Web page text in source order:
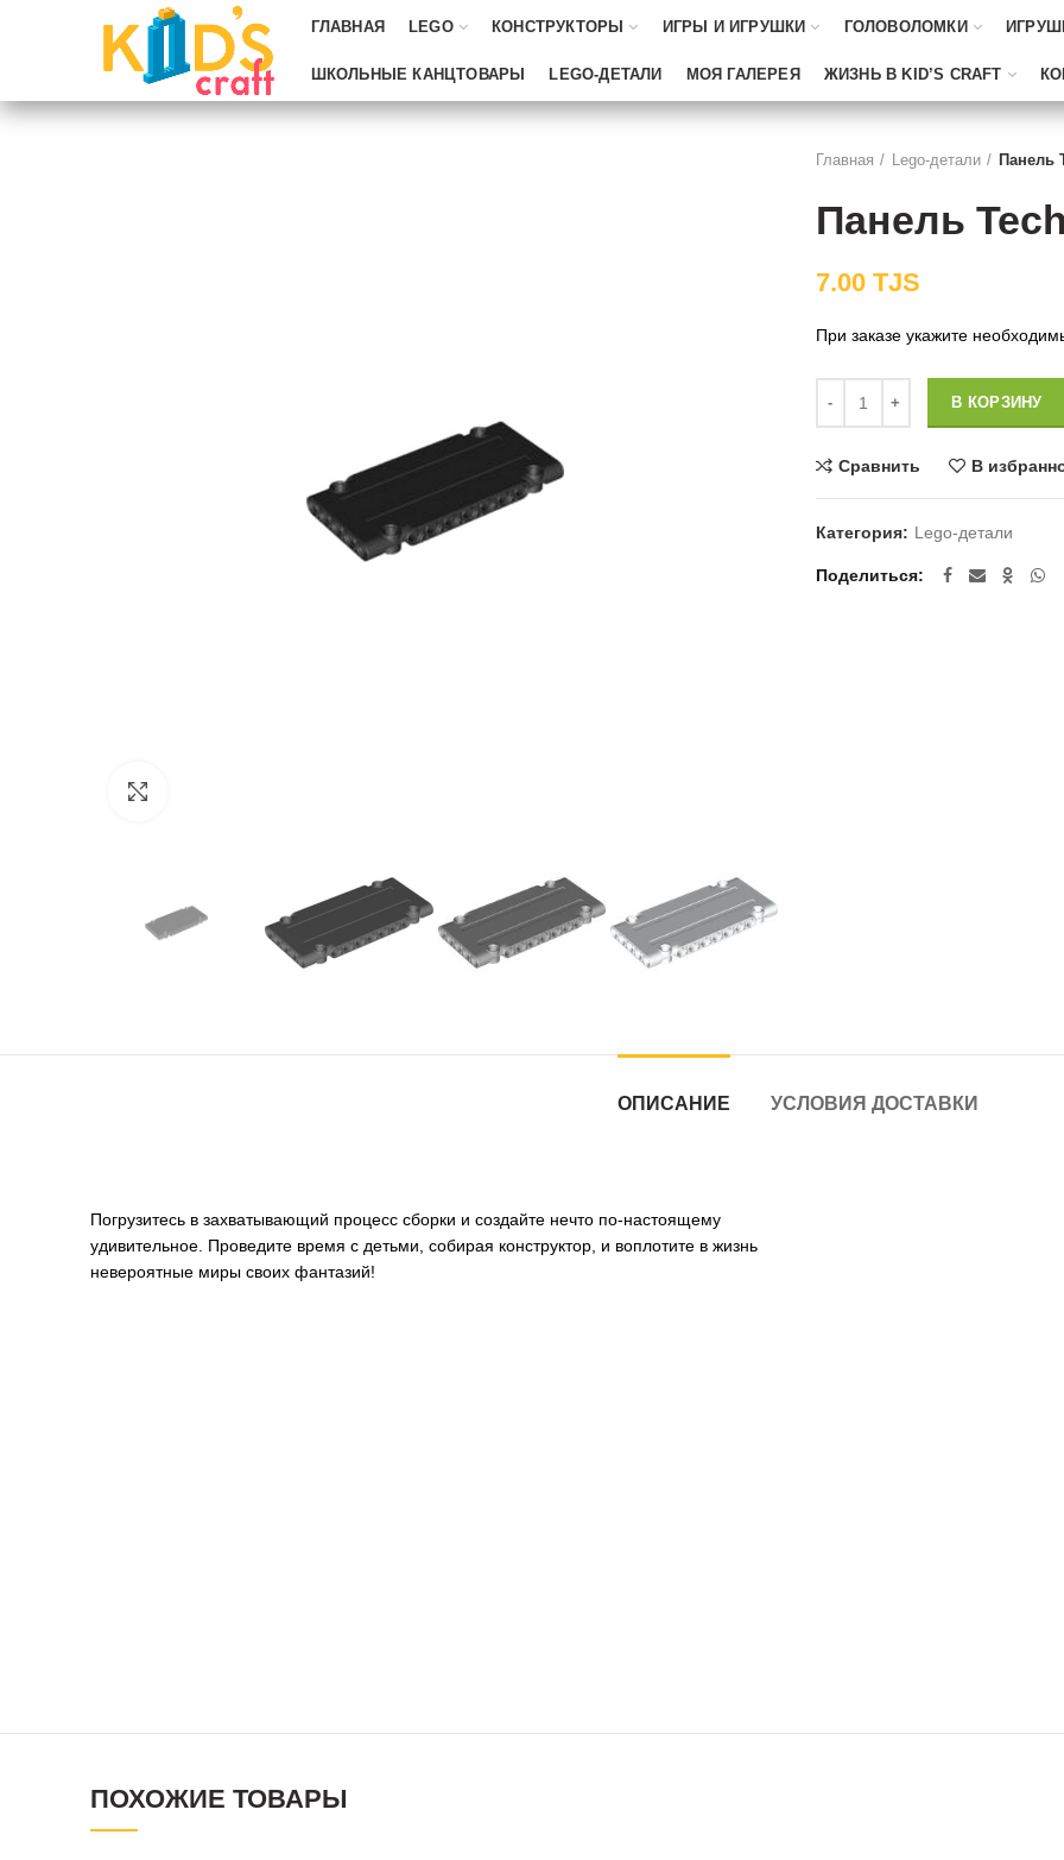
ГЛАВНАЯ LEGO КОНСТРУКТОРЫ ИГРЫ И ИГРУШКИ ГОЛОВОЛОМКИ
ШКОЛЬНЫЕ КАНЦТОВАРЫ LEGO-ДЕТАЛИ МОЯ ГАЛЕРЕЯ ЖИЗНЬ В KID’S CRAFT
Главная Lego-детали Панель
Панель
7.00 TJS
При заказе укажите
В КОРЗИНУ
Сравнить В
Категория: Lego-детали
Поделиться
ОПИСАНИЕ УСЛОВИЯ ДОСТАВКИ
Погрузитесь в захватывающий процесс сборки и создайте нечто по-настоящему
удивительное. Проведите время с детьми, собирая конструктор, и воплотите в жизнь
невероятные миры своих фантазий!
ПОХОЖИЕ ТОВАРЫ